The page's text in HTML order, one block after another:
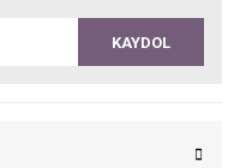
KAYDOL